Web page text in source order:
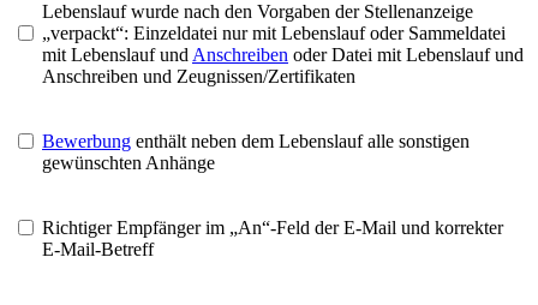
Lebenslauf wurde nach den Vorgaben der Stellenanzeige
„verpackt“: Einzeldatei nur mit Lebenslauf oder Sammeldatei
mit Lebenslauf und Anschreiben oder Datei mit Lebenslauf und
Anschreiben und Zeugnissen/Zertifikaten
Bewerbung enthält neben dem Lebenslauf alle sonstigen
gewünschten Anhänge
Richtiger Empfänger im „An“-Feld der E-Mail und korrekter
E-Mail-Betreff